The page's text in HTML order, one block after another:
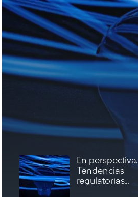
En perspectiva.
Tendencias
regulatorias...